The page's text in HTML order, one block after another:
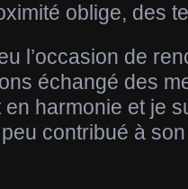
oblige, des
l’occasion de
échangé des
harmonie et je
peu contribué à